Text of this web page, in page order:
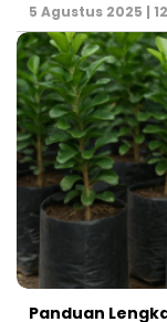
5 Agustus 2025 |
Panduan